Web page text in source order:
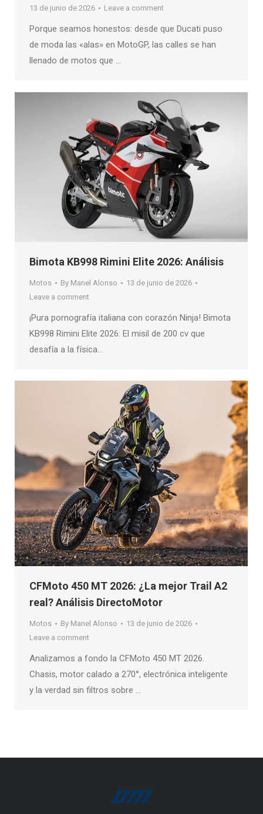
13 de junio de 2026
Leave a comment
Porque seamos honestos: desde que Ducati puso
de moda las «alas» en MotoGP, las calles se han
llenado de motos que …
Bimota KB998 Rimini Elite 2026: Análisis
Motos By Manel Alonso
13 de junio de 2026
Leave a comment
¡Pura pornografía italiana con corazón Ninja! Bimota
KB998 Rimini Elite 2026: El misil de 200 cv que
desafía a la física…
CFMoto 450 MT 2026: ¿La mejor Trail A2
real? Análisis DirectoMotor
Motos By Manel Alonso
13 de junio de 2026
Leave a comment
Analizamos a fondo la CFMoto 450 MT 2026.
Chasis, motor calado a 270°, electrónica inteligente
y la verdad sin filtros sobre …